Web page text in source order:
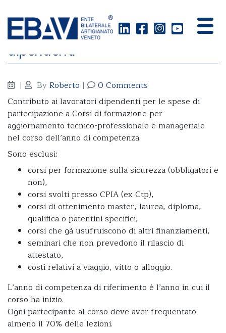
Formazione individuale
dipendenti
| ByRoberto |
0 Comments
Contributo ai lavoratori dipendenti per le spese di
partecipazione a Corsi di formazione per
aggiornamento tecnico-professionale e manageriale
nel corso dell’anno di competenza.
Sono esclusi:
corsi per formazione sulla sicurezza (obbligatori e
non),
corsi svolti presso CPIA (ex Ctp),
corsi di ottenimento master, laurea, diploma,
qualifica o patentini specifici,
corsi che gà usufruiscono di altri finanziamenti,
seminari che non prevedono il rilascio di
attestato,
costi relativi a viaggio, vitto o alloggio.
L’anno di competenza di riferimento è l’anno in cui il
corso ha inizio.
Ogni partecipante al corso deve aver frequentato
almeno il 70% delle lezioni.